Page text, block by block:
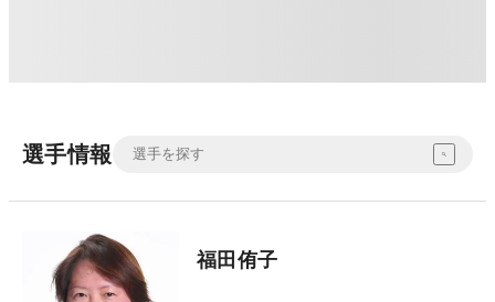
選手情報
福田侑子